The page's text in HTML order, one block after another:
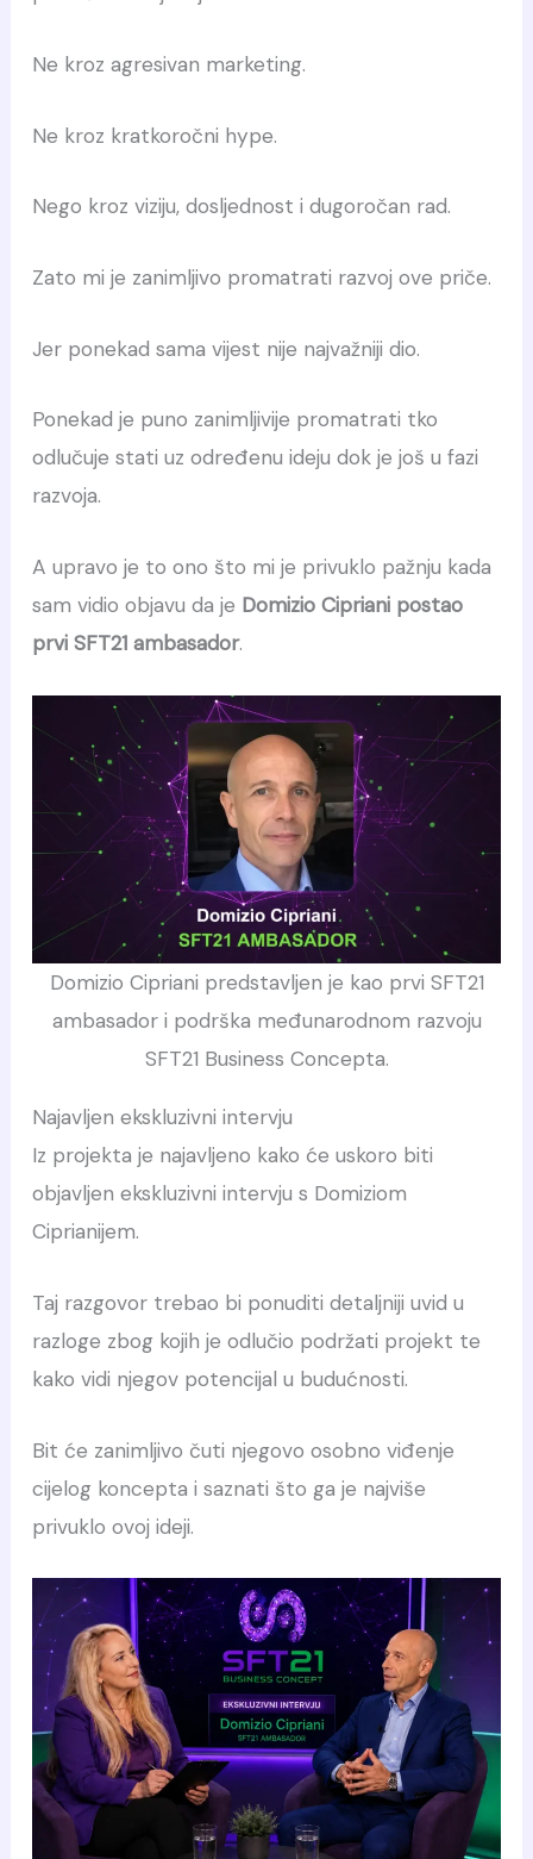
Ne kroz agresivan marketing.
Ne kroz kratkoročni hype.
Nego kroz viziju, dosljednost i dugoročan rad.
Zato mi je zanimljivo promatrati razvoj ove priče.
Jer ponekad sama vijest nije najvažniji dio.
Ponekad je puno zanimljivije promatrati tko
odlučuje stati uz određenu ideju dok je još u fazi
razvoja.
A upravo je to ono što mi je privuklo pažnju kada
sam vidio objavu da je Domizio Cipriani postao
prvi SFT21 ambasador.
Domizio Cipriani predstavljen je kao prvi SFT21
ambasador i podrška međunarodnom razvoju
SFT21 Business Concepta.
Najavljen ekskluzivni intervju
Iz projekta je najavljeno kako će uskoro biti
objavljen ekskluzivni intervju s Domiziom
Ciprianijem.
Taj razgovor trebao bi ponuditi detaljniji uvid u
razloge zbog kojih je odlučio podržati projekt te
kako vidi njegov potencijal u budućnosti.
Bit će zanimljivo čuti njegovo osobno viđenje
cijelog koncepta i saznati što ga je najviše
privuklo ovoj ideji.